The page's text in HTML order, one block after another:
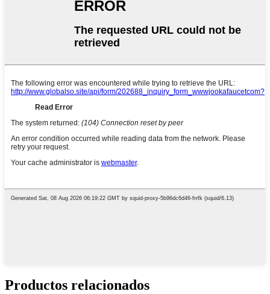
Productos relacionados